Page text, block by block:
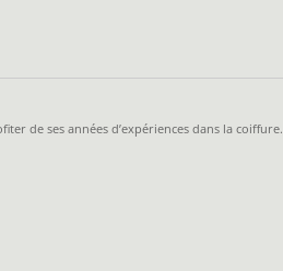
de ses années d’expériences dans la coiffure.